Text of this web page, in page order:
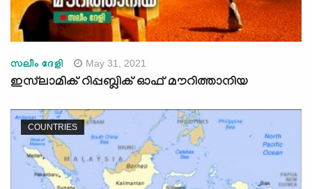
സലീം ദേളി May 31, 2021
ഇസ്‌ലാമിക്‌ റിപ്പബ്ലിക് ഓഫ് മൗറിത്താനിയ
COUNTRIES